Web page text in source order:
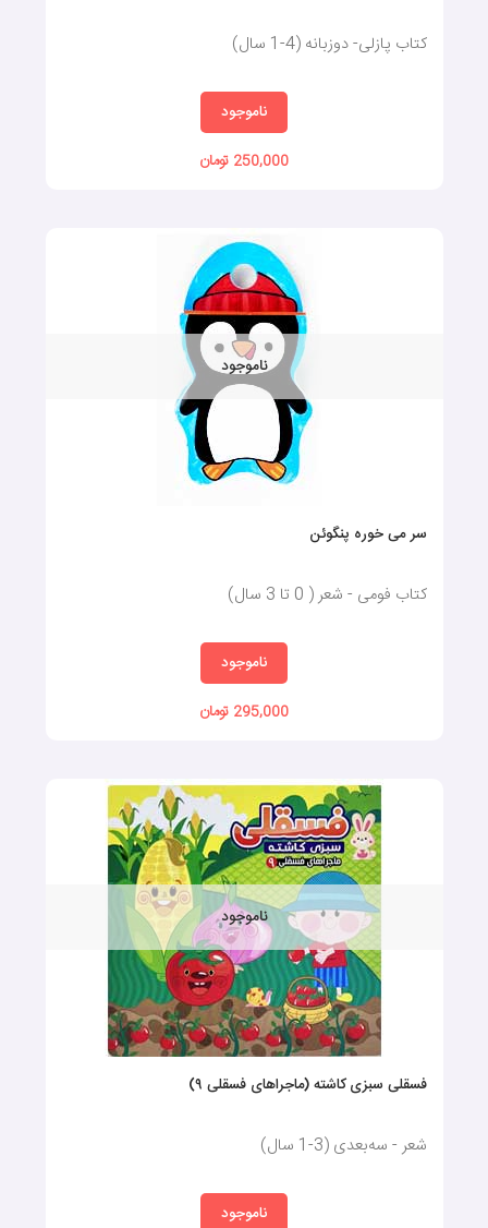
کتاب پازلی- دوزبانه (4-1 سال)
ناموجود
250,000 تومان
ناموجود
سر می‌ خوره پنگوئن
کتاب فومی - شعر ( 0 تا 3 سال)
ناموجود
295,000 تومان
ناموجود
فسقلی سبزی کاشته (ماجراهای فسقلی ۹)
شعر - سه‌بعدی (3-1 سال)
ناموجود